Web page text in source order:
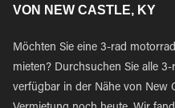
VON NEW CASTLE, KY
Möchten Sie eine 3-rad
mieten? Durchsuchen Sie alle
verfügbar in der Nähe von New